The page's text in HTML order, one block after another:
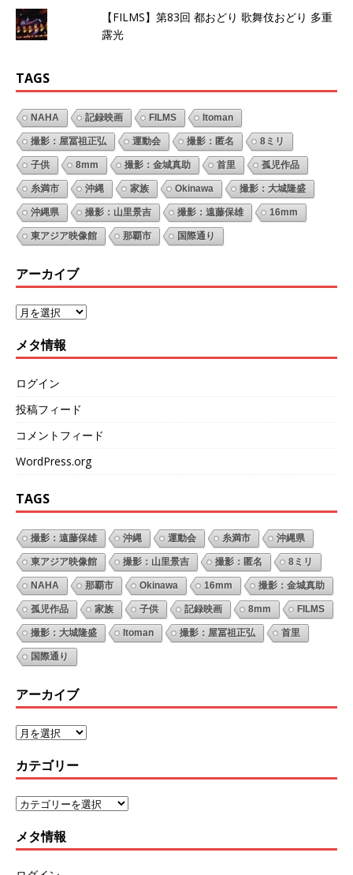
【FILMS】第83回 都おどり 歌舞伎おどり 多重
露光
TAGS
NAHA 記録映画 FILMS Itoman
撮影：屋冨祖正弘 運動会 撮影：匿名 8ミリ
子供 8mm 撮影：金城真助 首里 孤児作品
糸満市 沖縄 家族 Okinawa 撮影：大城隆盛
沖縄県 撮影：山里景吉 撮影：遠藤保雄 16mm
東アジア映像館 那覇市 国際通り
アーカイブ
メタ情報
ログイン
投稿フィード
コメントフィード
WordPress.org
TAGS
撮影：遠藤保雄 沖縄 運動会 糸満市 沖縄県
東アジア映像館 撮影：山里景吉 撮影：匿名 8ミリ
NAHA 那覇市 Okinawa 16mm 撮影：金城真助
孤児作品 家族 子供 記録映画 8mm FILMS
撮影：大城隆盛 Itoman 撮影：屋冨祖正弘 首里
国際通り
アーカイブ
カテゴリー
メタ情報